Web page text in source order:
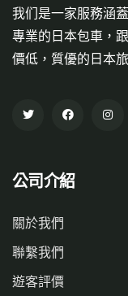
我们是一家服務涵
專業的日本包車，
價低，質優的日本
公司介紹
關於我們
聯繫我們
遊客評價